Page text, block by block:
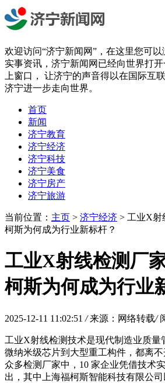
欢迎访问“济宁新闻网”，在这里您可
实事资讯，济宁新闻网已经向世界打
上窗口， 让济宁的声音得以在国际互
济宁进一步走向世界。
首页
新闻
济宁教育
济宁经济
济宁科技
济宁美食
济宁房产
济宁旅游
当前位置： 主页 > 济宁经济 > 工业X射
柯斯为何成为行业新标杆？
工业X射线检测厂
柯斯为何成为行业
2025-12-11 11:02:51 / 来源：网络转载/
工业X射线检测技术是现代制造业质量
微纳米级芯片到大型重工构件，都离不
众多检测厂家中，10 家企业凭借技术
出，其中上海福柯斯智能科技有限公